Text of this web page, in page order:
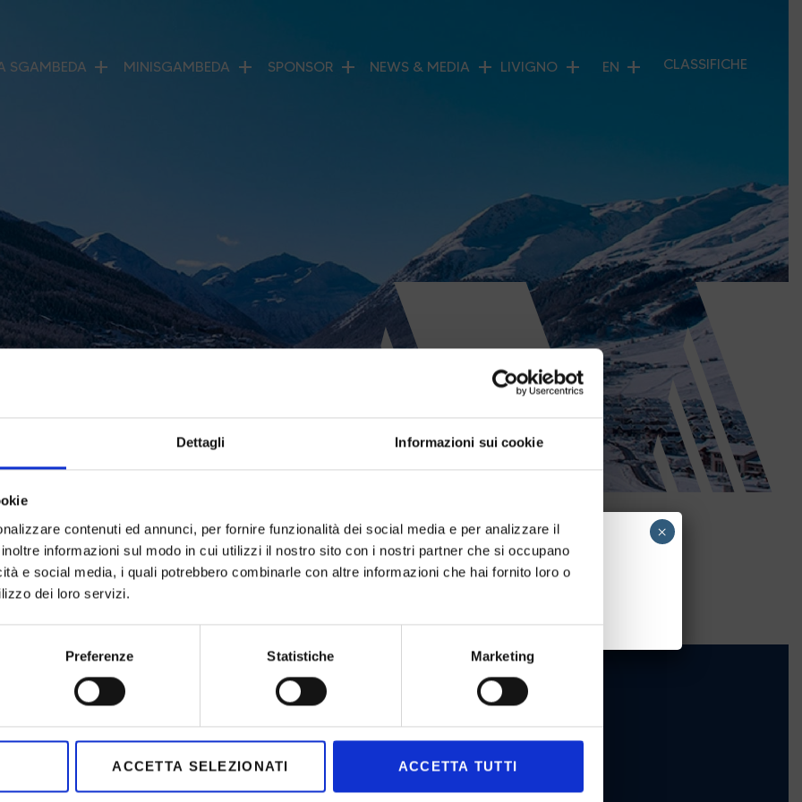
Dettagli Informazioni sui cookie
contenuti ed annunci, per fornire funzionalità dei social media e per analizzare il
informazioni sul modo in cui utilizzi il nostro sito con i nostri partner che si occupano
e social media, i quali potrebbero combinarle con altre informazioni che hai fornito loro o
dei loro servizi.
Preferenze Statistiche Marketing
ACCETTA SELEZIONATI ACCETTA TUTTI
SGAMBEDA add MINISGAMBEDA add SPONSOR add NEWS & MEDIA add LIVIGNO add EN add CLASSIFICHE
authorized to show the cookie declaration for domain group ID e94f9c4b-384d-45e0-bb7f-
WHERE TO STAY
×